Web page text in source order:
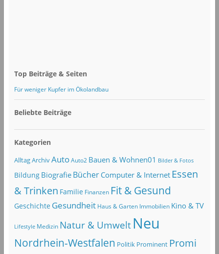
Top Beiträge & Seiten
Für weniger Kupfer im Ökolandbau
Beliebte Beiträge
Kategorien
AlltagArchivAuto Auto2 Bauen & Wohnen01 Bilder & Fotos
Bildung Biografie Bücher Computer & Internet Essen
& Trinken Familie Finanzen Fit & Gesund
Geschichte Gesundheit Haus & Garten Immobilien Kino & TV
Lifestyle Medizin Natur & Umwelt Neu
Nordrhein-Westfalen Politik Prominent Promi